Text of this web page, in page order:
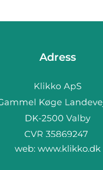
Adress
web: www.klikko.dk